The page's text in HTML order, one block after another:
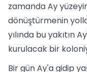
zamanda Ay
dönüştürmenin
yılında bu yakıtın
kurulacak bir
Bir gün Ay'a gidip